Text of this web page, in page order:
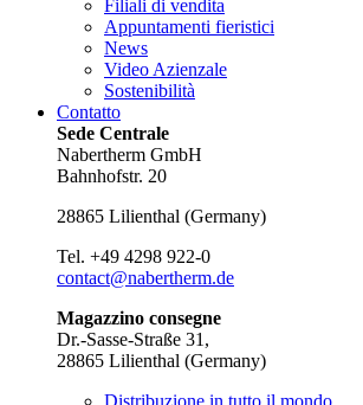
Filiali di vendita
Appuntamenti fieristici
News
Video Azienzale
Sostenibilità
Contatto
Sede Centrale
Nabertherm GmbH
Bahnhofstr. 20
28865 Lilienthal (Germany)
Tel. +49 4298 922-0
contact@nabertherm.de
Magazzino consegne
Dr.-Sasse-Straße 31,
28865 Lilienthal (Germany)
Distribuzione in tutto il mondo